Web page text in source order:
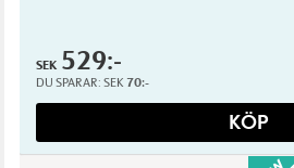
SEK 529:-
DU SPARAR: SEK 70:-
KÖP